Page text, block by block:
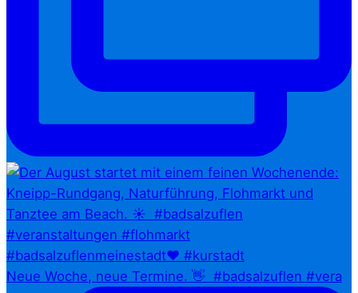
Neue Woche, neue Termine. 👋⁠ ⁠ #badsalzuflen #vera